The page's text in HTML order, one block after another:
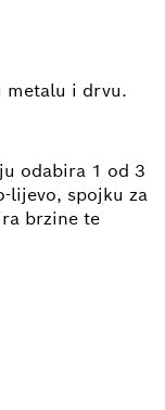
metalu i drvu.
odabira 1 od 3
lijevo, spojku za
brzine te